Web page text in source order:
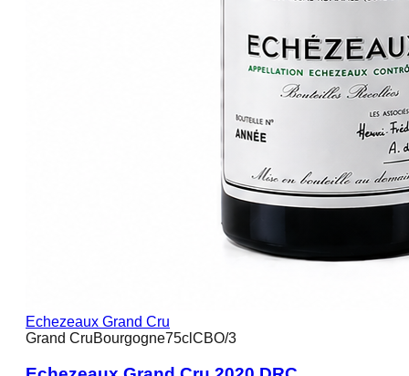
Echezeaux Grand Cru
Grand CruBourgogne75cl CBO/3